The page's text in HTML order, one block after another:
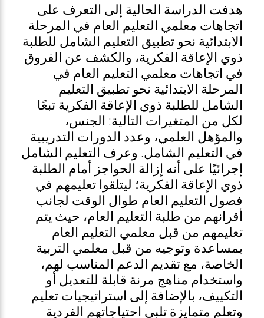
هدفت الدراسة الحالية إلى التعرف على
اتجاهات معلمي التعليم العام في المرحلة
الابتدائية نحو تطبيق التعليم الشامل للطلبة
ذوي الإعاقة الفكرية، والكشف عن الفروق
في اتجاهات معلمي التعليم العام في
المرحلة الابتدائية نحو تطبيق التعليم
الشامل للطلبة ذوي الإعاقة الفكرية تبعًا
لكل من المتغيرات التالية: الجنس،
والمؤهل العلمي، وعدد الدورات التدريبية
في التعليم الشامل. وعرف التعليم الشامل
إجرائيًا على أنه إزالة الحواجز أمام الطلبة
ذوي الإعاقة الفكرية؛ ليتلقوا تعليمهم في
فصول التعليم العام طوال الوقت لجانب
أقرانهم من طلبة التعليم العام، حيث يتم
تعليمهم من قبل معلمي التعليم العام
بمساعدة وتوجيه من قبل معلمي التربية
الخاصة، مع تقديم الدعم المناسب لهم،
واستخدام مناهج مرنة قابلة للتعديل أو
التكييف، بالإضافة إلى استراتيجيات تعليم
وتعلم متمايزة تلبي احتياجاتهم الفردية